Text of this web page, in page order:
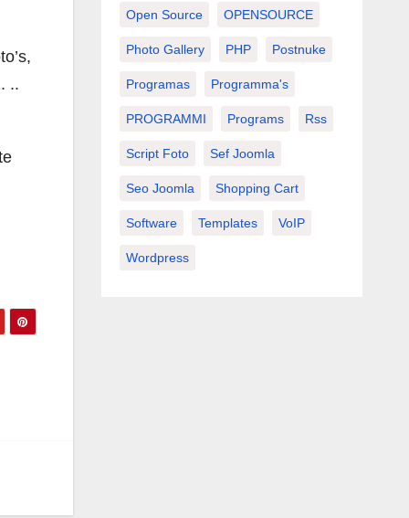
..
Open Source OPENSOURCE
Photo Gallery PHP Postnuke
Programas Programma's
PROGRAMMI Programs Rss
Script Foto Sef Joomla
Seo Joomla Shopping Cart
Software Templates VoIP
Wordpress